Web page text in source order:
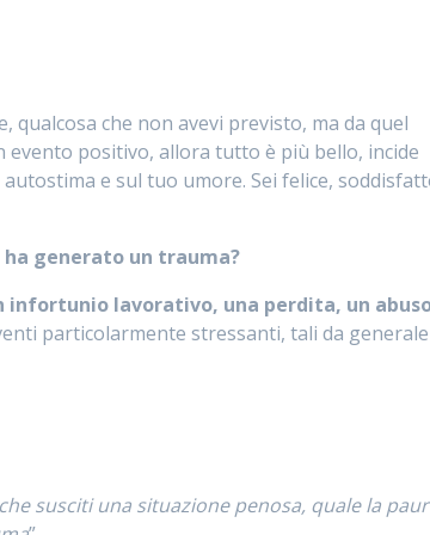
che non avevi previsto, ma da quel
evento positivo, allora tutto è più bello, incide
e sul tuo umore. Sei felice,
ha generato un trauma?
infortunio lavorativo, una perdita, un
particolarmente stressanti, tali da generale
susciti una situazione penosa, quale la